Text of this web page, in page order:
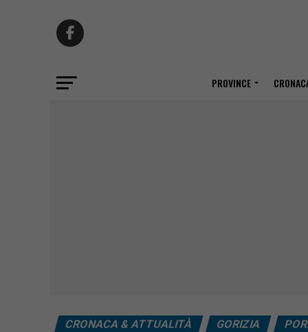
PROVINCE
CRONACA & ATTUALITÀ GORIZIA